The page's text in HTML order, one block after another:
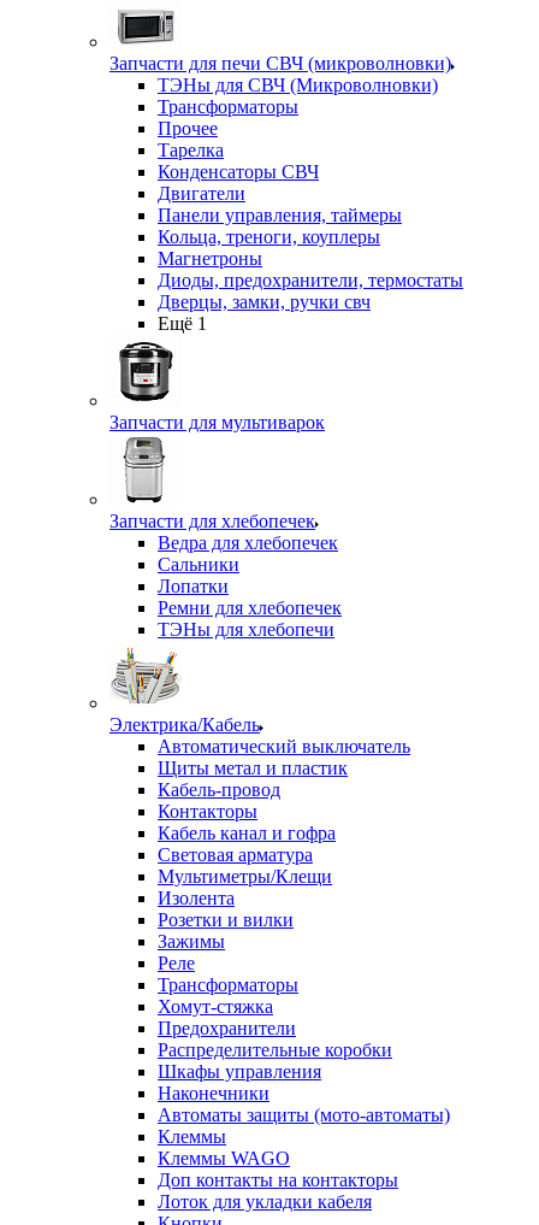
Запчасти для печи СВЧ (микроволновки)
ТЭНы для СВЧ (Микроволновки)
Трансформаторы
Прочее
Тарелка
Конденсаторы СВЧ
Двигатели
Панели управления, таймеры
Кольца, треноги, коуплеры
Магнетроны
Диоды, предохранители, термостаты
Дверцы, замки, ручки свч
Ещё 1
Запчасти для мультиварок
Запчасти для хлебопечек
Ведра для хлебопечек
Сальники
Лопатки
Ремни для хлебопечек
ТЭНы для хлебопечи
Электрика/Кабель
Автоматический выключатель
Щиты метал и пластик
Кабель-провод
Контакторы
Кабель канал и гофра
Световая арматура
Мультиметры/Клещи
Изолента
Розетки и вилки
Зажимы
Реле
Трансформаторы
Хомут-стяжка
Предохранители
Распределительные коробки
Шкафы управления
Наконечники
Автоматы защиты (мото-автоматы)
Клеммы
Клеммы WAGO
Доп контакты на контакторы
Лоток для укладки кабеля